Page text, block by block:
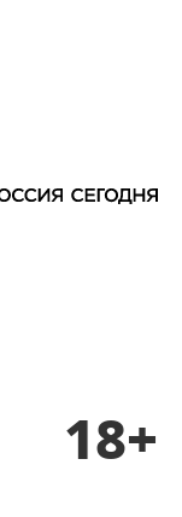
18+